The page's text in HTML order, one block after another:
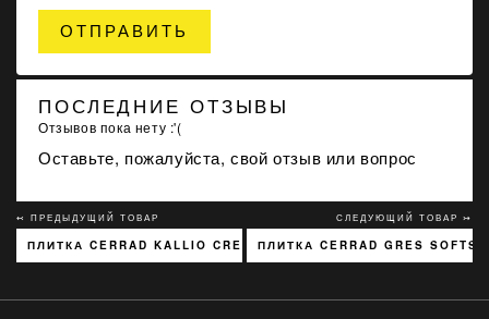
ОТПРАВИТЬ
ПОСЛЕДНИЕ ОТЗЫВЫ
Отзывов пока нету :'(
Оставьте, пожалуйста, свой отзыв или вопрос
↢ ПРЕДЫДУЩИЙ ТОВАР
ПЛИТКА CERRAD KALLIO CREAM 3768 15X45
СЛЕДУЮЩИЙ ТОВАР ↣
ПЛИТКА CERRAD GRES